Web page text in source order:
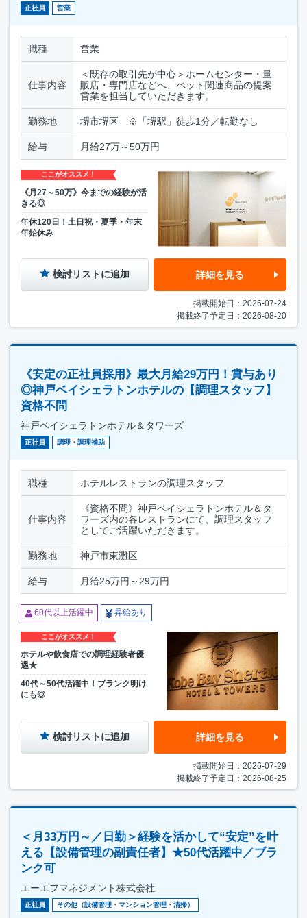
正社員 営業
職種 営業
仕事内容
＜既存の取引先が中心＞ホームセンター・量
販店・専門店などへ、ペット関連商品の提案
営業を担当していただきます。
勤務地 堺市堺区 ※「堺駅」徒歩1分／転勤なし
給与 月給27万～50万円
ここがオススメ！
《月27～50万》今までの経験が活
きる◎
年休120日！土日祝・夏季・年末
年始休み
検討リストに追加 詳細を見る
掲載開始日：2026-07-24
掲載終了予定日：2026-08-20
《安定の正社員採用》最大月給29万円！賞与あり
◎神戸ベイシェラトンホテルの【調理スタッフ】
資格不問
神戸ベイシェラトンホテル＆タワーズ
正社員 調理・調理補助
職種 ホテルレストランの調理スタッフ
仕事内容
《資格不問》神戸ベイシェラトンホテル＆タ
ワーズ内の各レストランにて、調理スタッフ
としてご活躍いただきます。
勤務地 神戸市東灘区
給与 月給25万円～29万円
60代以上活躍中 昇給あり
ここがオススメ！
ホテルや飲食店での調理経験者優
遇★
40代～50代活躍中！ブランク明け
にも◎
検討リストに追加 詳細を見る
掲載開始日：2026-07-29
掲載終了予定日：2026-08-25
＜月33万円～／日勤＞経験を活かして“安定”を叶
える【設備管理の副責任者】★50代活躍中／ブラ
ンク可
エーエフマネジメント株式会社
正社員 その他（設備管理・マンション管理・清掃）